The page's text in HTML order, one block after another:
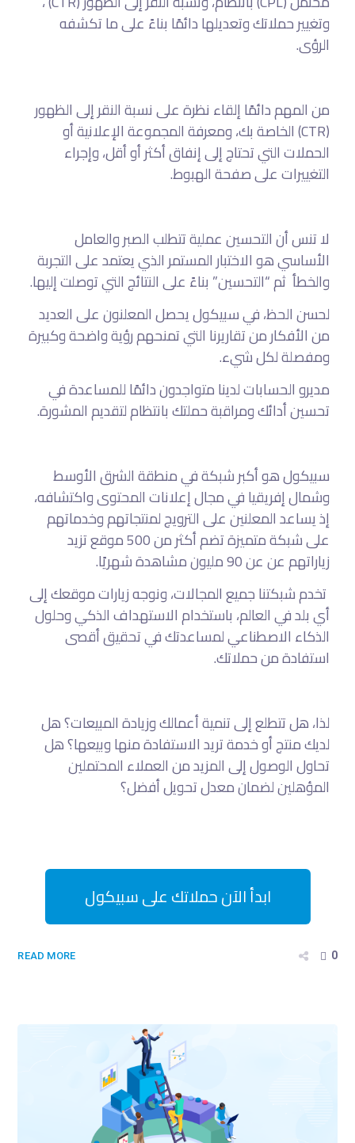
وتغيير حملاتك وتعديلها دائمًا بناءً على ما تكشفه
الرؤى.
من المهم دائمًا إلقاء نظرة على نسبة النقر إلى الظهور
(CTR) الخاصة بك، ومعرفة المجموعة الإعلانية أو
الحملات التي تحتاج إلى إنفاق أكثر أو أقل، وإجراء
التغييرات على صفحة الهبوط.
لا تنس أن التحسين عملية تتطلب الصبر والعامل
الأساسي هو الاختبار المستمر الذي يعتمد على التجربة
والخطأ ثم “التحسين” بناءً على النتائج التي توصلت إليها.
لحسن الحظ، في سبيكول يحصل المعلنون على العديد
من الأفكار من تقاريرنا التي تمنحهم رؤية واضحة وكبيرة
ومفصلة لكل شيء.
مديرو الحسابات لدينا متواجدون دائمًا للمساعدة في
تحسين أدائك ومراقبة حملتك بانتظام لتقديم المشورة.
سبيكول هو أكبر شبكة في منطقة الشرق الأوسط
وشمال إفريقيا في مجال إعلانات المحتوى واكتشافه،
إذ يساعد المعلنين على الترويج لمنتجاتهم وخدماتهم
على شبكة متميزة تضم أكثر من 500 موقع تزيد
زياراتهم عن عن 90 مليون مشاهدة شهريًا.
تخدم شبكتنا جميع المجالات، ونوجه زيارات موقعك إلى
أي بلد في العالم، باستخدام الاستهداف الذكي وحلول
الذكاء الاصطناعي لمساعدتك في تحقيق أقصى
استفادة من حملاتك.
لذا، هل تتطلع إلى تنمية أعمالك وزيادة المبيعات؟ هل
لديك منتج أو خدمة تريد الاستفادة منها وبيعها؟ هل
تحاول الوصول إلى المزيد من العملاء المحتملين
المؤهلين لضمان معدل تحويل أفضل؟
ابدأ الآن حملاتك على سبيكول
READ MORE 0